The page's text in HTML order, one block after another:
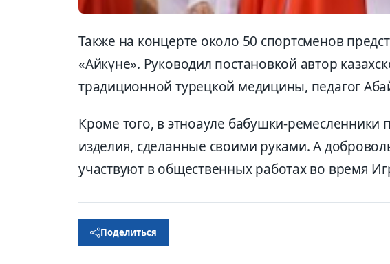
Также на концерте около 50 спортсменов
«Айкүне». Руководил постановкой автор
традиционной турецкой медицины, педагог
Кроме того, в этноауле бабушки-ремесленники
изделия, сделанные своими руками. А
участвуют в общественных работах во время
Поделиться